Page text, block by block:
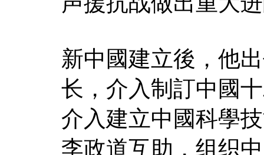
新中國建立後，他
长，介入制訂中國
介入建立中國科學
李政道互助，组织